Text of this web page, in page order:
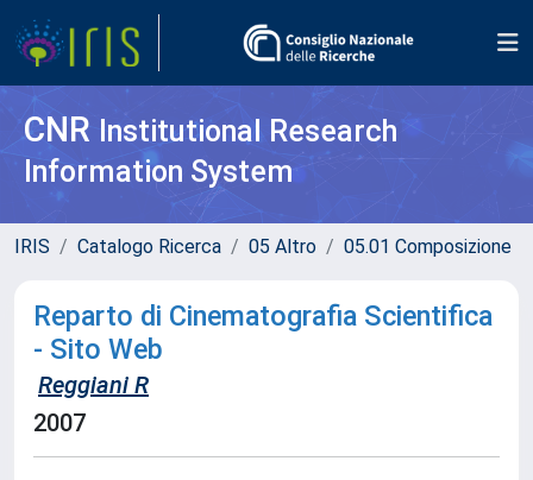
CNR Institutional Research
Information System
IRIS Catalogo Ricerca 05 Altro 05.01 Composizione
Reparto di Cinematografia Scientifica
- Sito Web
Reggiani R
2007